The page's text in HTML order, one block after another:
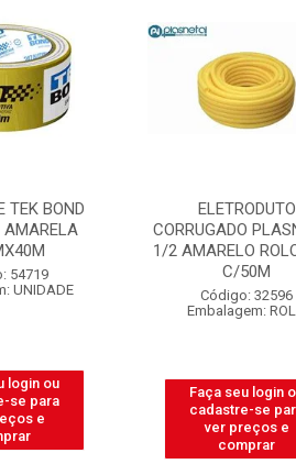
TEK BOND
54719
UNIDADE
login ou
se para
e
ELETRODUTO
CORRUGADO
1/2 AMARELO
C/50M
Código: 32596
Embalagem:
Faça seu login
cadastre-se
ver preços e
comprar